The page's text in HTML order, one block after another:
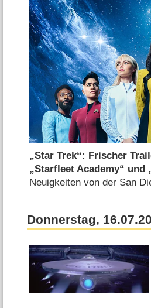
„Star Trek“: Frischer
„Starfleet Academy“ und
Neuigkeiten von der San
Donnerstag,